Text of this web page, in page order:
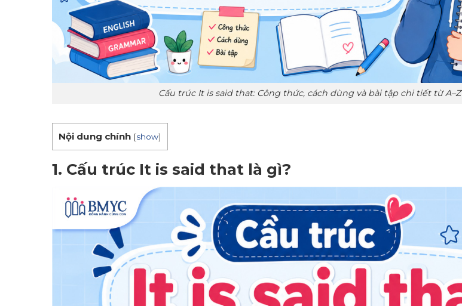
Cấu trúc It is said that: Công thức, cách dùng và bài tập chi tiết từ A–Z
Nội dung chính [show]
1. Cấu trúc It is said that là gì?